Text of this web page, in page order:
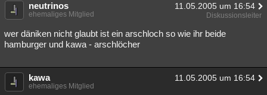
neutrinos 11.05.2005 um 16:54
ehemaliges Mitglied Diskussionsleiter
wer däniken nicht glaubt ist ein arschloch so wie ihr beide
hamburger und kawa - arschlöcher
kawa 11.05.2005 um 16:54
ehemaliges Mitglied